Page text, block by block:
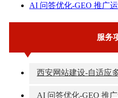
AI 问答优化-GEO 推广
服务
西安网站建设-自适应
AI 问答优化-GEO 推